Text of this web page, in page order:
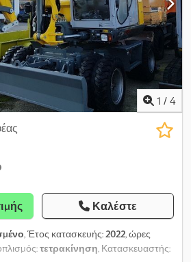
1 / 4
Καλέστε
, Έτος κατασκευής:2022, ώρες
τετρακίνηση, Κατασκευαστής: